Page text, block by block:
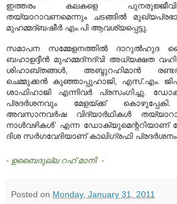
ഇത്തരം കലകളെ
തയ്യാറാവണമെന്നും ചടങ്ങില്‍
മുഹമ്മദ്ബഷീര്‍ എം.പി ആവശ്യപ്പെട്ടു.
സമാപന സമ്മേളനത്തില്‍ ദാറുല്‍ഹുദ
ബഹാഉദ്ദീന്‍ മുഹമ്മദ്‌നദ്‌വി അധ്യക്ഷത
ശിഹാബ്തങ്ങള്‍, അബ്ദുറഹിമാന്‍
ചെമ്മുക്കന്‍ കുഞ്ഞാപ്പുഹാജി, എസ്.എം.
ശാഫിഹാജി എന്നിവര്‍ പ്രസംഗിച്ചു.
പ്രദര്‍ശനവും മേളയ്ക്ക്
അവസാനവര്‍ഷ വിദ്യാര്‍ഥികള്‍
നാള്‍വഴികള്‍' എന്ന ഡോക്യുമെന്ററിയാണ്
ദിശ സര്‍ഗവേദിയാണ് കാലിഗ്രഫി
- ഉബൈദുല്ല റഹ് മാനി -
Posted on Monday, January 31, 2011